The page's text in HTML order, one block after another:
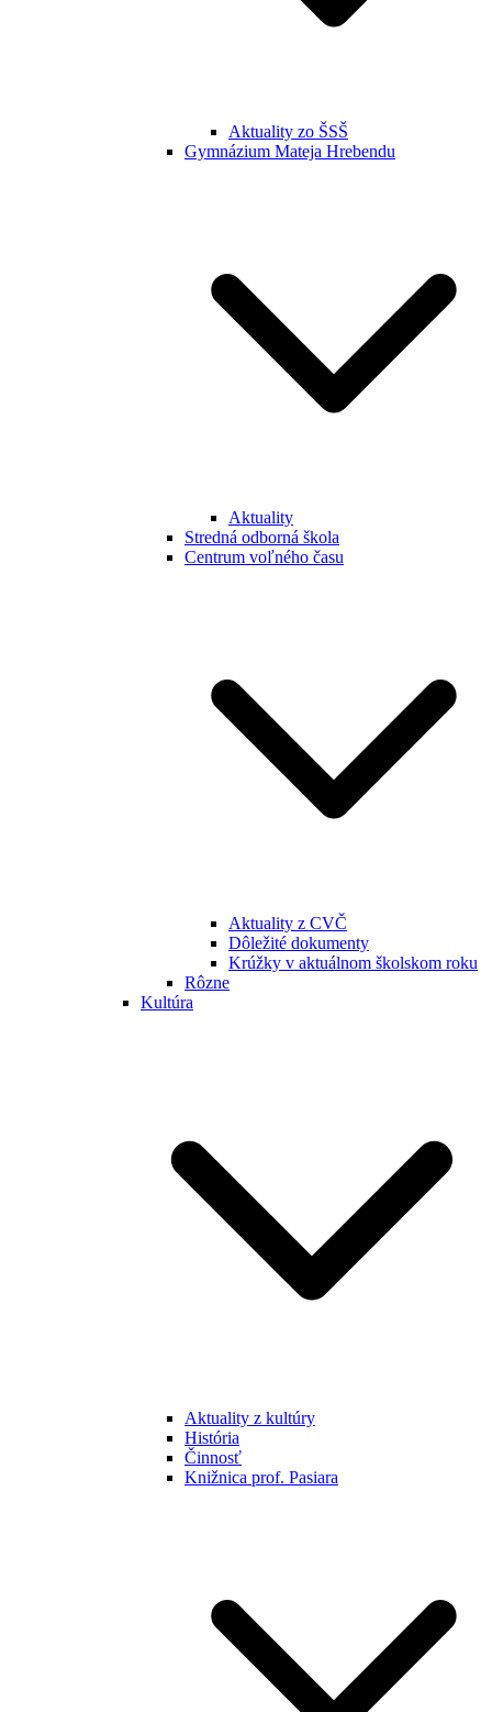
Aktuality zo ŠSŠ
Gymnázium Mateja Hrebendu
Aktuality
Stredná odborná škola
Centrum voľného času
Aktuality z CVČ
Dôležité dokumenty
Krúžky v aktuálnom školskom roku
Rôzne
Kultúra
Aktuality z kultúry
História
Činnosť
Knižnica prof. Pasiara